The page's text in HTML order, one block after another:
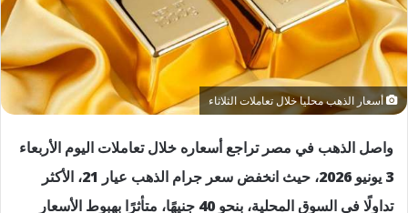
أسعار الذهب محليا خلال تعاملات الثلاثاء
واصل الذهب في مصر تراجع أسعاره خلال تعاملات اليوم الأربعاء
3 يونيو 2026، حيث انخفض سعر جرام الذهب عيار 21، الأكثر
تداولًا في السوق المحلية، بنحو 40 جنيهًا، متأثرًا بهبوط الأسعار